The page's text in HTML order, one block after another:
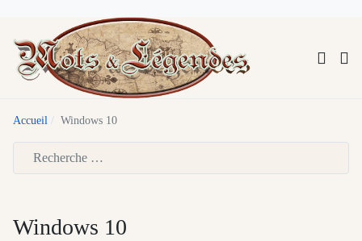
Accueil Windows 10
Windows 10